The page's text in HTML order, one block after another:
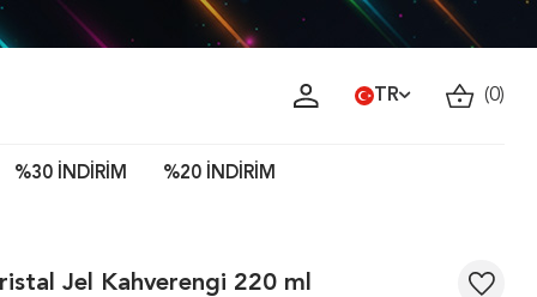
TR (0)
%30 İNDİRİM %20 İNDİRİM
Jel Kahverengi 220 ml